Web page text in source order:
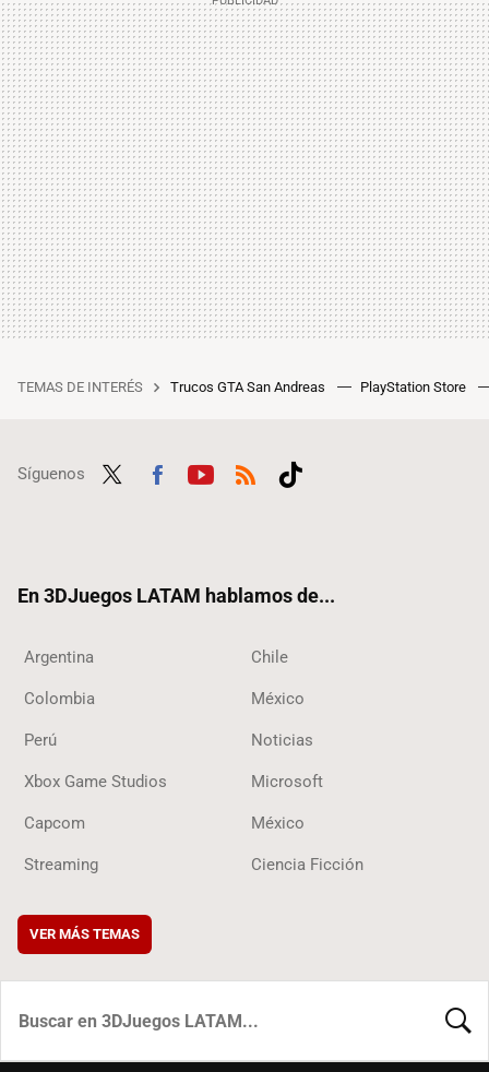
TEMAS DE INTERÉS Trucos GTA San Andreas PlayStation Store
Síguenos
En 3DJuegos LATAM hablamos de...
Argentina Chile
Colombia México
Perú Noticias
Xbox Game Studios Microsoft
Capcom México
Streaming Ciencia Ficción
VER MÁS TEMAS